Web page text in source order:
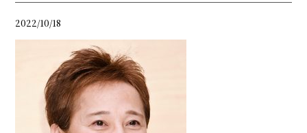
2022/10/18